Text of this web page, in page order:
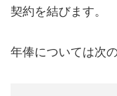
契約を結びます。
年俸については次